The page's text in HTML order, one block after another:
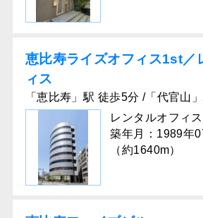
恵比寿ライズオフィス1st／
ィス
「恵比寿」駅 徒歩5分 /「代官山
レンタルオフィス
築年月：1989年
（約1640m）